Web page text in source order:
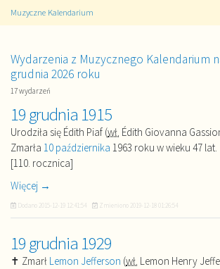
Muzyczne Kalendarium
Wydarzenia z Muzycznego Kalendarium
grudnia 2026 roku
17 wydarzeń
19 grudnia 1915
Urodziła się Édith Piaf (wł. Édith Giovanna
Zmarła 10 października 1963 roku w wieku 47 lat.
[110. rocznica]
Więcej →
Dodano 2015-12-19 12:41:54 Zmieniono 2019-12-18 01:26:54
19 grudnia 1929
✝ Zmarł Lemon Jefferson (wł. Lemon Henry